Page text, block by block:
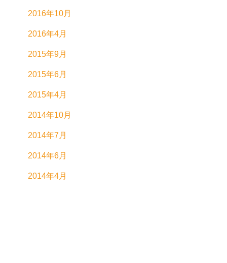
2016年10月
2016年4月
2015年9月
2015年6月
2015年4月
2014年10月
2014年7月
2014年6月
2014年4月